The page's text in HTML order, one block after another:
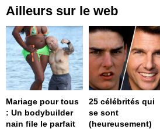
Ailleurs sur le web
Mariage pour tous
: Un bodybuilder
nain file le parfait
25 célébrités qui
se sont
(heureusement)